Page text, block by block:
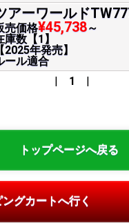
アーワールド
売価格¥45,738～
庫数【1】
【2025年発売】
ール適合
| 1 |
トップページへ戻る
グカートへ行く